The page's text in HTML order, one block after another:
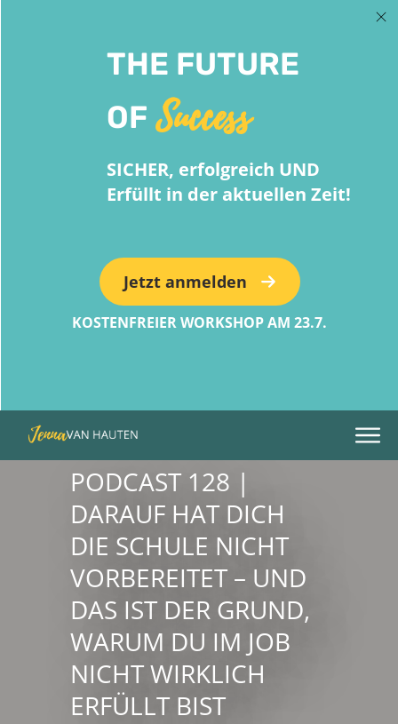
PODCAST 128 |
DARAUF HAT DICH
DIE SCHULE NICHT
VORBEREITET – UND
DAS IST DER GRUND,
WARUM DU IM JOB
NICHT WIRKLICH
ERFÜLLT BIST
THE FUTURE
OF Success
SICHER, erfolgreich UND
Erfüllt in der aktuellen Zeit!
Jetzt anmelden
KOSTENFREIER WORKSHOP AM 23.7.